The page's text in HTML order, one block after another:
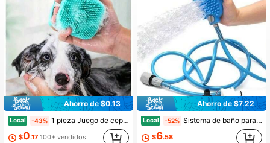
Ahorro de $0.13
Local -43% 1 pieza Juego de cepillo de champú para mascotas: Un cepillo de aseo de doble cara con cerdas suaves de silicona. Con almacenamiento incorporado, es ideal tanto para perros como para gatos, haciendo que el baño sea pan comido para amigos peludos de pelo corto y largo por igual
$0.17 100+ vendidos
Ahorro de $7.22
Local -52% Sistema de baño para mascotas, ducha multifuncional para perros y gatos, para enjuagar, eliminar el pelo muerto y acicalar. Incluye una manguera de silicona de 250 cm y tres cabezales de ducha intercambiables. Fácil de encender y apagar, portátil e ideal para interactuar con tu perro.
$6.58